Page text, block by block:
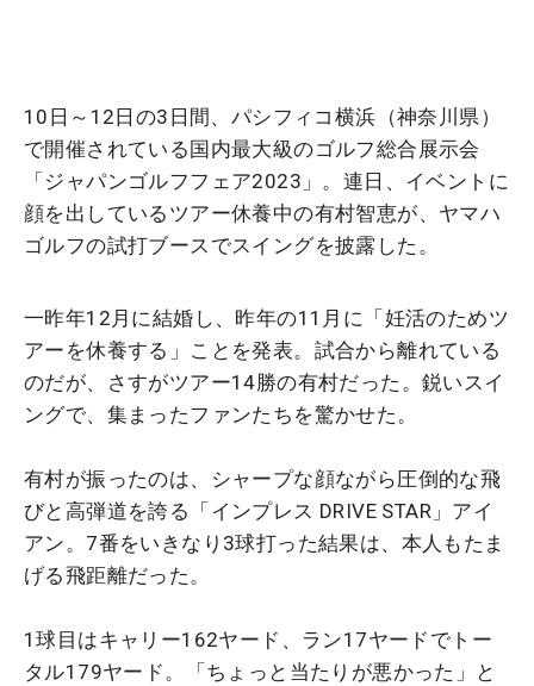
10日～12日の3日間、パシフィコ横浜（神奈川県）
で開催されている国内最大級のゴルフ総合展示会
「ジャパンゴルフフェア2023」。連日、イベントに
顔を出しているツアー休養中の有村智恵が、ヤマハ
ゴルフの試打ブースでスイングを披露した。
一昨年12月に結婚し、昨年の11月に「妊活のためツ
アーを休養する」ことを発表。試合から離れている
のだが、さすがツアー14勝の有村だった。鋭いスイ
ングで、集まったファンたちを驚かせた。
有村が振ったのは、シャープな顔ながら圧倒的な飛
びと高弾道を誇る「インプレス DRIVE STAR」アイ
アン。7番をいきなり3球打った結果は、本人もたま
げる飛距離だった。
1球目はキャリー162ヤード、ラン17ヤードでトー
タル179ヤード。「ちょっと当たりが悪かった」と